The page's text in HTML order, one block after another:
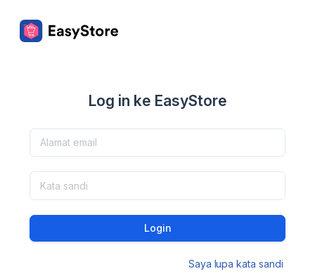
Log in ke EasyStore
Login
Saya lupa kata sandi